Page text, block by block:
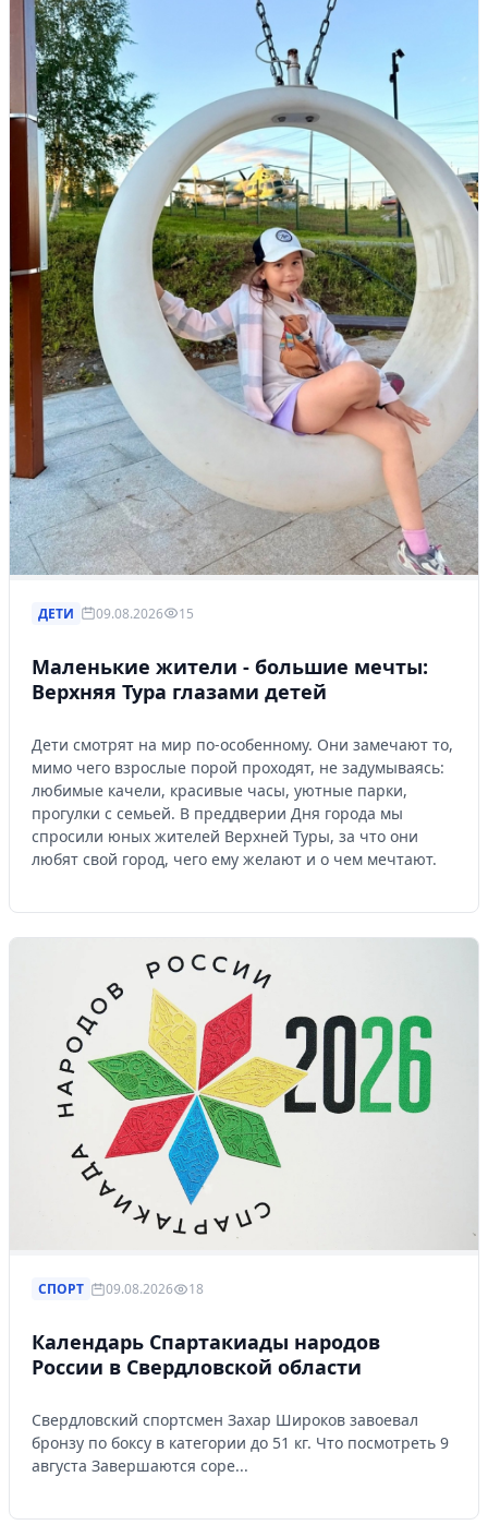
ДЕТИ 09.08.2026 15
Маленькие жители - большие мечты:
Верхняя Тура глазами детей
Дети смотрят на мир по-особенному. Они замечают то,
мимо чего взрослые порой проходят, не задумываясь:
любимые качели, красивые часы, уютные парки,
прогулки с семьей. В преддверии Дня города мы
спросили юных жителей Верхней Туры, за что они
любят свой город, чего ему желают и о чем мечтают.
СПОРТ 09.08.2026 18
Календарь Спартакиады народов
России в Свердловской области
Свердловский спортсмен Захар Широков завоевал
бронзу по боксу в категории до 51 кг. Что посмотреть 9
августа Завершаются соре...